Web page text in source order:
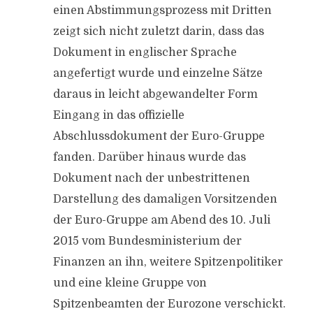
einen Abstimmungsprozess mit Dritten
zeigt sich nicht zuletzt darin, dass das
Dokument in englischer Sprache
angefertigt wurde und einzelne Sätze
daraus in leicht abgewandelter Form
Eingang in das offizielle
Abschlussdokument der Euro-Gruppe
fanden. Darüber hinaus wurde das
Dokument nach der unbestrittenen
Darstellung des damaligen Vorsitzenden
der Euro-Gruppe am Abend des 10. Juli
2015 vom Bundesministerium der
Finanzen an ihn, weitere Spitzenpolitiker
und eine kleine Gruppe von
Spitzenbeamten der Eurozone verschickt.